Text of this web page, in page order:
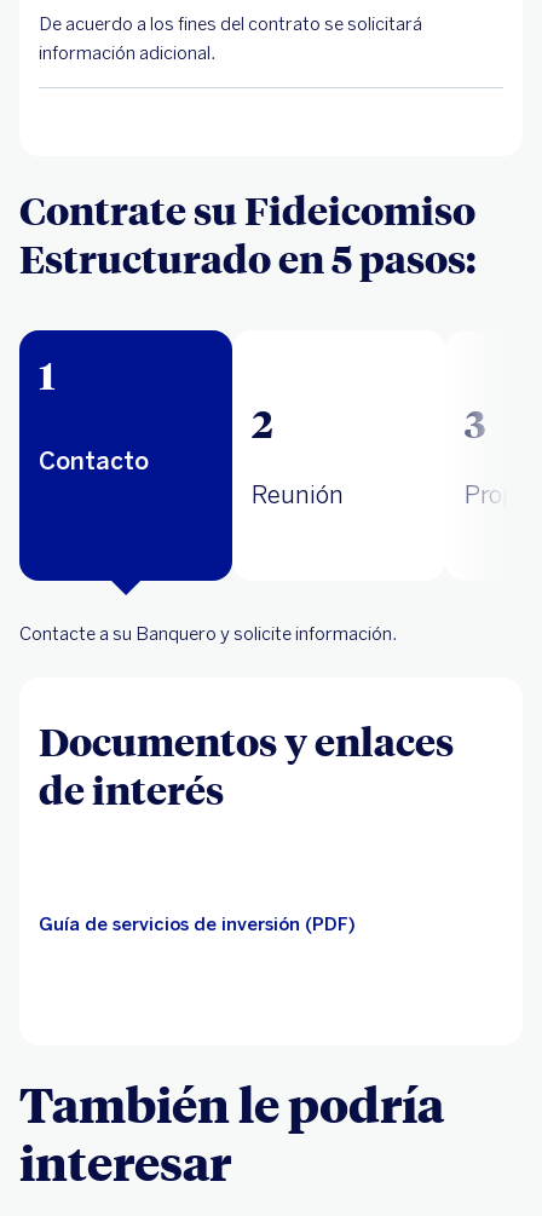
De acuerdo a los fines del contrato se solicitará
información adicional.
Contrate su Fideicomiso
Estructurado en 5 pasos:
1
Contacto
2
Reunión
3
Contacte a su Banquero y solicite información.
Documentos y enlaces
de interés
Guía de servicios de inversión (PDF)
También le podría
interesar